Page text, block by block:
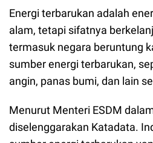
Energi terbarukan adalah
alam, tetapi sifatnya
termasuk negara beruntung
sumber energi terbarukan,
angin, panas bumi, dan lain
Menurut Menteri ESDM
diselenggarakan Katadata.